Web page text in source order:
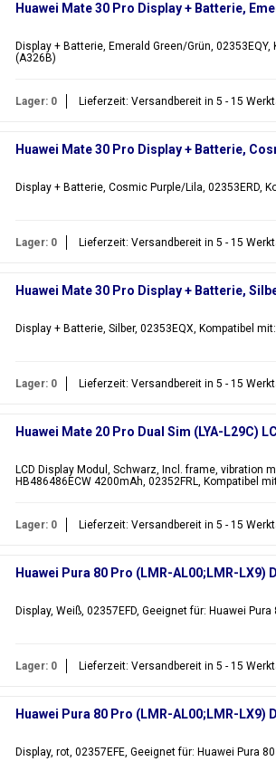
Huawei Mate 30 Pro Display + Batterie,
Display + Batterie, Emerald Green/Grün,
(A326B)
Lager: 0 Lieferzeit: Versandbereit in 5 - 15
Huawei Mate 30 Pro Display + Batterie,
Display + Batterie, Cosmic Purple/Lila, 02353ERD,
Lager: 0 Lieferzeit: Versandbereit in 5 - 15
Huawei Mate 30 Pro Display + Batterie,
Display + Batterie, Silber, 02353EQX, Kompatibel
Lager: 0 Lieferzeit: Versandbereit in 5 - 15
Huawei Mate 20 Pro Dual Sim (LYA-L29C)
LCD Display Modul, Schwarz, Incl. frame, vibration
HB486486ECW 4200mAh, 02352FRL, Kompatibel
Lager: 0 Lieferzeit: Versandbereit in 5 - 15
Huawei Pura 80 Pro (LMR-AL00;LMR-LX9)
Display, Weiß, 02357EFD, Geeignet für: Huawei Pura
Lager: 0 Lieferzeit: Versandbereit in 5 - 15
Huawei Pura 80 Pro (LMR-AL00;LMR-LX9)
Display, rot, 02357EFE, Geeignet für: Huawei Pura 80